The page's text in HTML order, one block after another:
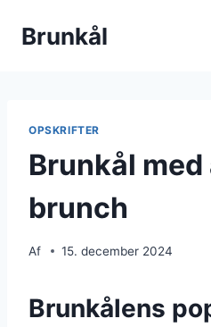
Brunkål
OPSKRIFTER
Brunkål
brunch
Af 15. december 2024
Brunkålens